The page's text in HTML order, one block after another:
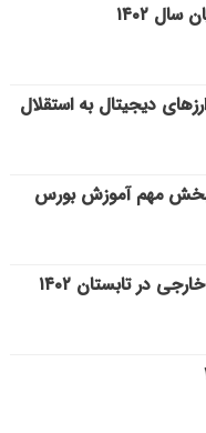
۱۴۰۲
دیجیتال به استقلال
بخش مهم آموزش بورس
در تابستان ۱۴۰۲